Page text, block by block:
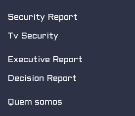
Security Report
Tv Security
Executive Report
Decision Report
Quem somos